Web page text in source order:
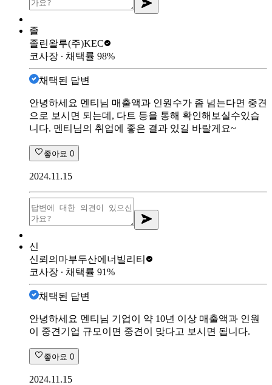
졸
졸린왈루(주)KEC
코사장 ∙ 채택률 98%
채택된 답변
안녕하세요 멘티님 매출액과 인원수가 좀 넘는다면 중견
으로 보시면 되는데, 다트 등을 통해 확인해보실수있습
니다. 멘티님의 취업에 좋은 결과 있길 바랄게요~
좋아요 0
2024.11.15
신
신뢰의마부두산에너빌리티
코사장 ∙ 채택률 91%
채택된 답변
안녕하세요 멘티님 기업이 약 10년 이상 매출액과 인원
이 중견기업 규모이면 중견이 맞다고 보시면 됩니다.
좋아요 0
2024.11.15